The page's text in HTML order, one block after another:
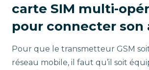
carte SIM multi-
pour connecter son
Pour que le transmetteur GSM
réseau mobile, il faut qu’il soit